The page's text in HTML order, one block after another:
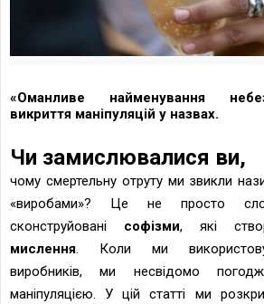
«Оманливе найменування
викриття маніпуляцій у назвах.
Чи замислювалися ви,
чому смертельну отруту ми звикли
«виробами»? Це не просто
сконструйовані софізми, які
мислення. Коли ми
виробників, ми несвідомо
маніпуляцією. У цій статті ми